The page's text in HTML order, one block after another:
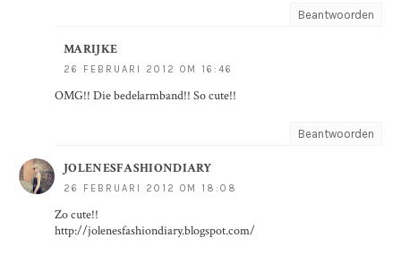
Beantwoorden
MARIJKE
26 FEBRUARI 2012 OM 16:46
OMG!! Die bedelarmband!! So cute!!
Beantwoorden
JOLENESFASHIONDIARY
26 FEBRUARI 2012 OM 18:08
Zo cute!!
http://jolenesfashiondiary.blogspot.com/